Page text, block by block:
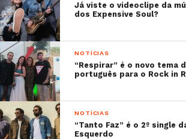
Já viste o videoclipe da
dos Expensive Soul?
NOTÍCIAS
“Respirar” é o novo tema
português para o Rock in
NOTÍCIAS
“Tanto Faz” é o 2º single
Esquerdo